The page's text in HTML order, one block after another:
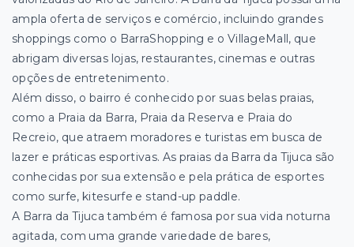
ampla oferta de serviços e comércio, incluindo grandes
shoppings como o BarraShopping e o VillageMall, que
abrigam diversas lojas, restaurantes, cinemas e outras
opções de entretenimento.
Além disso, o bairro é conhecido por suas belas praias,
como a Praia da Barra, Praia da Reserva e Praia do
Recreio, que atraem moradores e turistas em busca de
lazer e práticas esportivas. As praias da Barra da Tijuca são
conhecidas por sua extensão e pela prática de esportes
como surfe, kitesurfe e stand-up paddle.
A Barra da Tijuca também é famosa por sua vida noturna
agitada, com uma grande variedade de bares,